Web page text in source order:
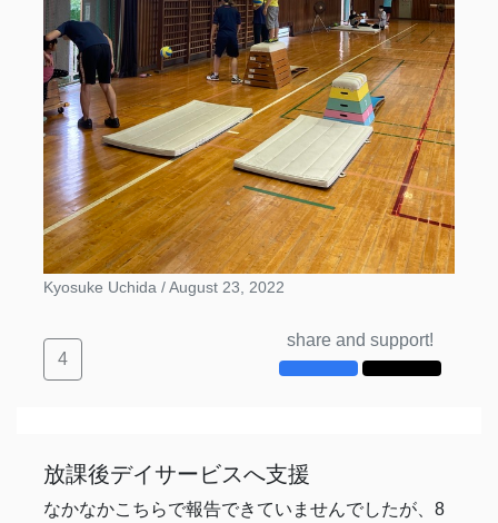
Kyosuke Uchida /August 23, 2022
4
share and support!
放課後デイサービスへ支援
なかなかこちらで報告できていませんでしたが、8